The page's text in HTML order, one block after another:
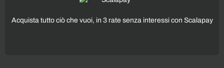
Acquista tutto ciò che vuoi, in 3 rate senza interessi con Scalapay